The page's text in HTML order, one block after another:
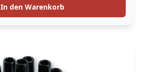
In den Warenkorb